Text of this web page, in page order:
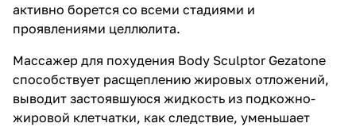
активно борется со всеми стадиями и
проявлениями целлюлита.
Массажер для похудения Body Sculptor Gezatone
способствует расщеплению жировых отложений,
выводит застоявшуюся жидкость из подкожно-
жировой клетчатки, как следствие, уменьшает